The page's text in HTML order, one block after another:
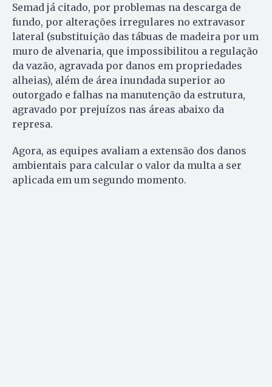
Semad já citado, por problemas na descarga de
fundo, por alterações irregulares no extravasor
lateral (substituição das tábuas de madeira por um
muro de alvenaria, que impossibilitou a regulação
da vazão, agravada por danos em propriedades
alheias), além de área inundada superior ao
outorgado e falhas na manutenção da estrutura,
agravado por prejuízos nas áreas abaixo da
represa.
Agora, as equipes avaliam a extensão dos danos
ambientais para calcular o valor da multa a ser
aplicada em um segundo momento.